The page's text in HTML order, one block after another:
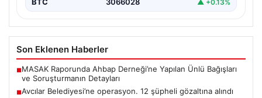
Son Eklenen Haberler
■ MASAK Raporunda Ahbap Derneği’ne Yapılan Ünlü Bağışları
ve Soruşturmanın Detayları
Avcılar Belediyesi’ne operasyon. 12 şüpheli gözaltına alındı
■Yatırım araçlarının haftalık performansı nasıl oldu?